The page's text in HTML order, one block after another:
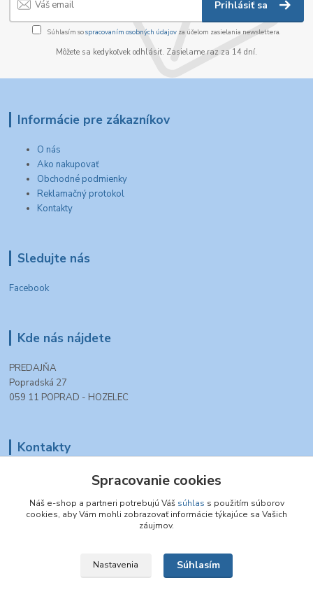
Prihlásiť sa
Súhlasím sospracovaním osobných údajov za účelom zasielania newslettera.
Môžete sa kedykoľvek odhlásiť. Zasielame raz za 14 dní.
Informácie pre zákazníkov
O nás
Ako nakupovať
Obchodné podmienky
Reklamačný protokol
Kontakty
Sledujte nás
Facebook
Kde nás nájdete
PREDAJŇA
Popradská 27
059 11 POPRAD - HOZELEC
Kontakty
+421 903 990 777
tt.modelovazeleznica@gmail.com
Spracovanie cookies
Náš e-shop a partneri potrebujú Váš súhlas s použitím súborov
cookies, aby Vám mohli zobrazovať informácie týkajúce sa Vašich
záujmov.
Nastavenia Súhlasím